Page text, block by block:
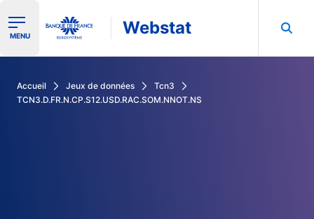
Ouvrir le menu de navigation
MENU Webstat
Accueil Jeux de données
Tcn3
TCN3.D.FR.N.CP.S12.USD.RAC.SOM.NNOT.NS